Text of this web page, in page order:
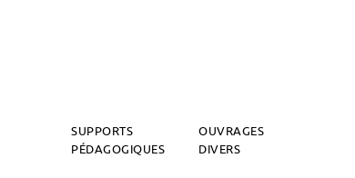
SUPPORTS
PÉDAGOGIQUES
OUVRAGES
DIVERS